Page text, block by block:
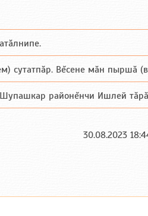
сутатпăр. Вĕсене мăн пыршă
районĕнчи Ишлей
30.08.2023